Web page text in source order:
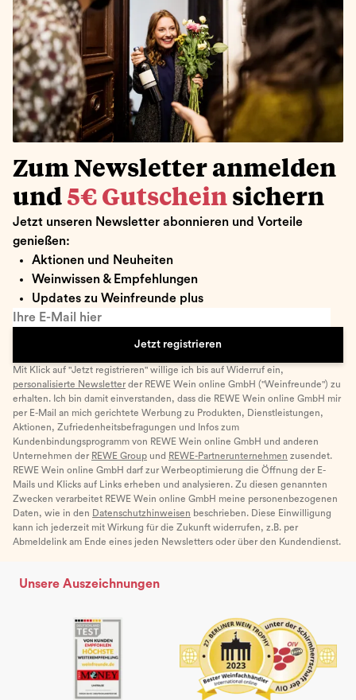
Zum Newsletter anmelden
und 5€ Gutschein sichern
Jetzt unseren Newsletter abonnieren und Vorteile
genießen:
Aktionen und Neuheiten
Weinwissen & Empfehlungen
Updates zu Weinfreunde plus
Ihre E-Mail hier
Jetzt registrieren
Mit Klick auf "Jetzt registrieren" willige ich bis auf Widerruf ein,
personalisierte Newsletter der REWE Wein online GmbH ("Weinfreunde") zu
erhalten. Ich bin damit einverstanden, dass die REWE Wein online GmbH mir
per E-Mail an mich gerichtete Werbung zu Produkten, Dienstleistungen,
Aktionen, Zufriedenheitsbefragungen und Infos zum
Kundenbindungsprogramm von REWE Wein online GmbH und anderen
Unternehmen der REWE Group und REWE-Partnerunternehmen zusendet.
REWE Wein online GmbH darf zur Werbeoptimierung die Öffnung der E-
Mails und Klicks auf Links erheben und analysieren. Zu diesen genannten
Zwecken verarbeitet REWE Wein online GmbH meine personenbezogenen
Daten, wie in den Datenschutzhinweisen beschrieben. Diese Einwilligung
kann ich jederzeit mit Wirkung für die Zukunft widerrufen, z.B. per
Abmeldelink am Ende eines jeden Newsletters oder über den Kundendienst.
Unsere Auszeichnungen